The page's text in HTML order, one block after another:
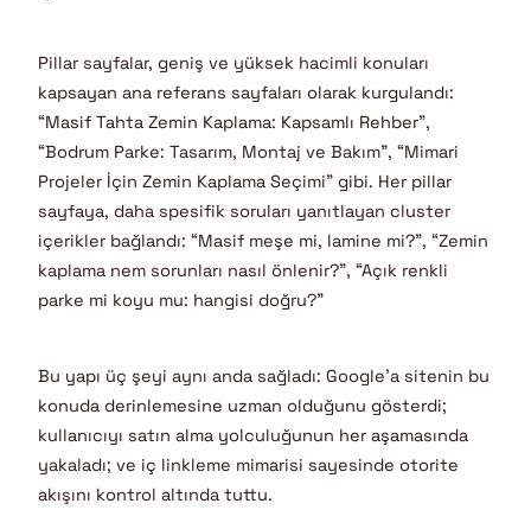
Pillar sayfalar, geniş ve yüksek hacimli konuları
kapsayan ana referans sayfaları olarak kurgulandı:
“Masif Tahta Zemin Kaplama: Kapsamlı Rehber”,
“Bodrum Parke: Tasarım, Montaj ve Bakım”, “Mimari
Projeler İçin Zemin Kaplama Seçimi” gibi. Her pillar
sayfaya, daha spesifik soruları yanıtlayan cluster
içerikler bağlandı: “Masif meşe mi, lamine mi?”, “Zemin
kaplama nem sorunları nasıl önlenir?”, “Açık renkli
parke mi koyu mu: hangisi doğru?”
Bu yapı üç şeyi aynı anda sağladı: Google’a sitenin bu
konuda derinlemesine uzman olduğunu gösterdi;
kullanıcıyı satın alma yolculuğunun her aşamasında
yakaladı; ve iç linkleme mimarisi sayesinde otorite
akışını kontrol altında tuttu.